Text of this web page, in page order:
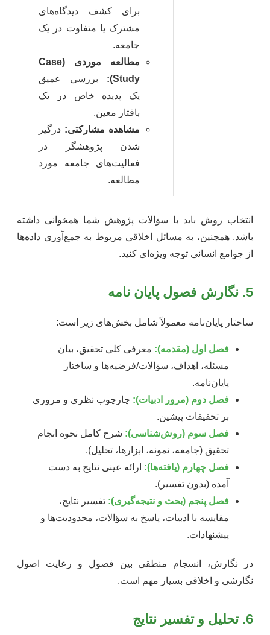
برای کشف دیدگاه‌های
مشترک یا متفاوت در یک
جامعه.
مطالعه موردی (Case
Study):
بررسی عمیق
یک پدیده خاص در یک
بافتار معین.
مشاهده مشارکتی: درگیر
شدن پژوهشگر در
فعالیت‌های جامعه مورد
مطالعه.
انتخاب روش باید با سؤالات پژوهش شما همخوانی داشته
باشد. همچنین، به مسائل اخلاقی مربوط به جمع‌آوری داده‌ها
از جوامع انسانی توجه ویژه‌ای کنید.
5. نگارش فصول پایان نامه
ساختار پایان‌نامه معمولاً شامل بخش‌های زیر است:
فصل اول (مقدمه): معرفی کلی تحقیق، بیان
مسئله، اهداف، سؤالات/فرضیه‌ها و ساختار
پایان‌نامه.
فصل دوم (مرور ادبیات): چارچوب نظری و مروری
بر تحقیقات پیشین.
فصل سوم (روش‌شناسی): شرح کامل نحوه انجام
تحقیق (جامعه، نمونه، ابزارها، تحلیل).
فصل چهارم (یافته‌ها): ارائه عینی نتایج به دست
آمده (بدون تفسیر).
فصل پنجم (بحث و نتیجه‌گیری): تفسیر نتایج،
مقایسه با ادبیات، پاسخ به سؤالات، محدودیت‌ها و
پیشنهادات.
در نگارش، انسجام منطقی بین فصول و رعایت اصول
نگارشی و اخلاقی بسیار مهم است.
6. تحلیل و تفسیر نتایج